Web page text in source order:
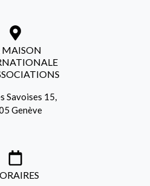
MAISON
Savoises 15,
Genève